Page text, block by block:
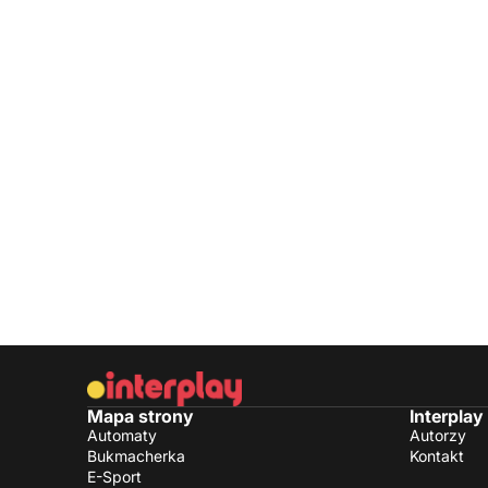
Mapa strony
Automaty
Bukmacherka
E-Sport
Interplay
Autorzy
Kontakt